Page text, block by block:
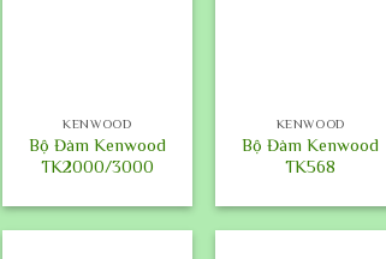
KENWOOD
Bộ Đàm Kenwood
TK2000/3000
KENWOOD
Bộ Đàm Kenwood
TK568